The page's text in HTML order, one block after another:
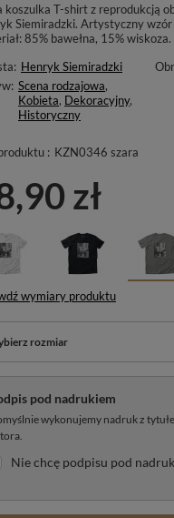
koszulka T-shirt z reprodukcją
Siemiradzki. Artystyczny
85% bawełna, 15% wiskoza.
Henryk Siemiradzki
Scena rodzajowa,
Kobieta, Dekoracyjny,
Historyczny
: KZN0346 szara
zł
wymiary produktu
rozmiar
pod nadrukiem
wykonujemy nadruk z
Nie chcę podpisu pod